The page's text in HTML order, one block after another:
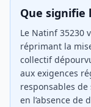
Que signifie
Le Natinf 35230
réprimant la
collectif
aux exigences
responsables de
en l’absence de